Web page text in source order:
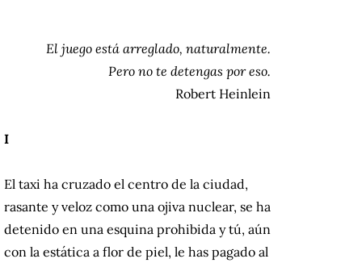
El juego está arreglado, naturalmente.
Pero no te detengas por eso.
Robert Heinlein
I
El taxi ha cruzado el centro de la ciudad,
rasante y veloz como una ojiva nuclear, se ha
detenido en una esquina prohibida y tú, aún
con la estática a flor de piel, le has pagado al